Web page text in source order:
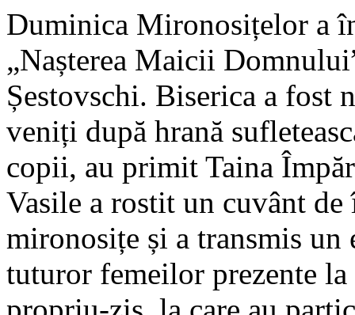
Duminica Mironosițelor a
„Nașterea Maicii
Șestovschi. Biserica a fost
veniți după hrană
copii, au primit Taina
Vasile a rostit un cuvânt
mironosițe și a transmis
tuturor femeilor prezente